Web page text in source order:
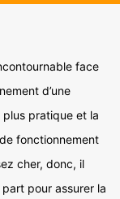
face
d’une
plus pratique et la
fonctionnement
cher, donc, il
pour assurer la